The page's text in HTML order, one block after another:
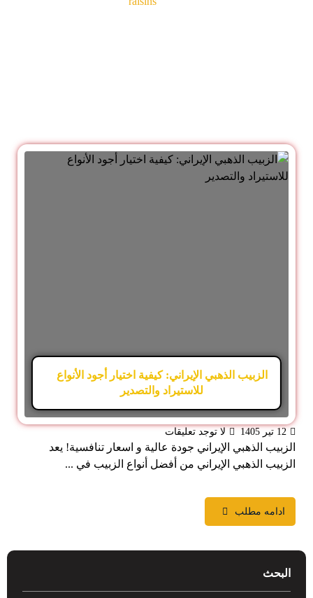
الزبيب الذهبي الإيراني: كيفية اختيار أجود الأنواع
للاستيراد والتصدير
12 تیر 1405 لا توجد تعليقات
الزبيب الذهبي الإيراني جودة عالية و اسعار تنافسية! يعد
الزبيب الذهبي الإيراني من أفضل أنواع الزبيب في ...
ادامه مطلب
البحث